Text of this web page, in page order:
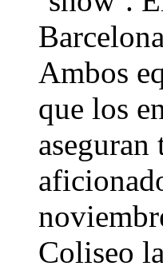
Ambos
que los
Coliseo